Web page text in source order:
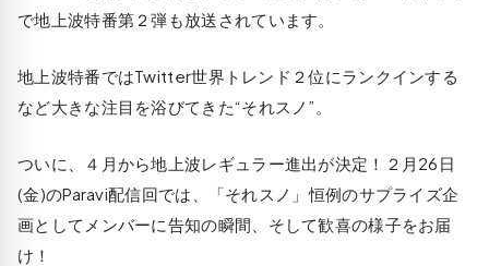
で地上波特番第２弾も放送されています。
地上波特番ではTwitter世界トレンド２位にランクインする
など大きな注目を浴びてきた“それスノ”。
ついに、４月から地上波レギュラー進出が決定！２月26日
(金)のParavi配信回では、「それスノ」恒例のサプライズ企
画としてメンバーに告知の瞬間、そして歓喜の様子をお届
け！